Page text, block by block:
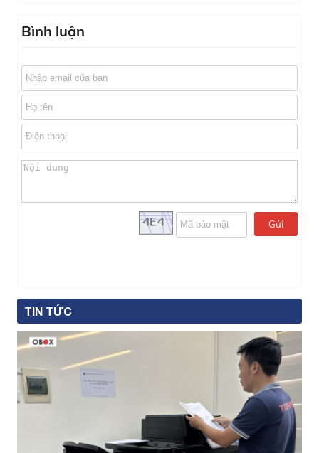
Bình luận
Gửi
TIN TỨC